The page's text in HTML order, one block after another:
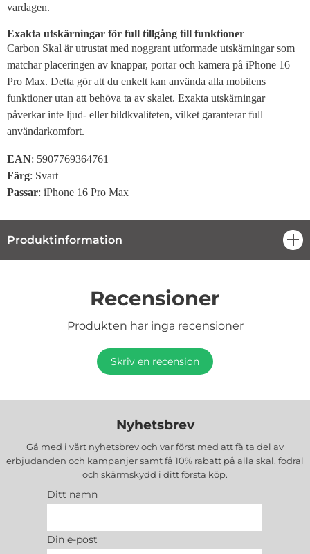
vardagen.
Exakta utskärningar för full tillgång till funktioner
Carbon Skal är utrustat med noggrant utformade utskärningar som
matchar placeringen av knappar, portar och kamera på iPhone 16
Pro Max. Detta gör att du enkelt kan använda alla mobilens
funktioner utan att behöva ta av skalet. Exakta utskärningar
påverkar inte ljud- eller bildkvaliteten, vilket garanterar full
användarkomfort.
EAN: 5907769364761
Färg: Svart
Passar: iPhone 16 Pro Max
Produktinformation
Recensioner
Produkten har inga recensioner
Skriv en recension
Nyhetsbrev
Gå med i vårt nyhetsbrev och var först med att få ta del av
erbjudanden och kampanjer samt få 10% rabatt på alla skal, fodral
och skärmskydd i ditt första köp.
Ditt namn
Din e-post